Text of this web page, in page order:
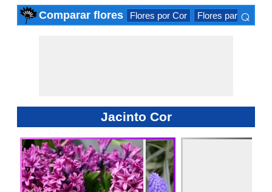
Comparar flores Flores por Cor Flores para⌕
Jacinto Cor